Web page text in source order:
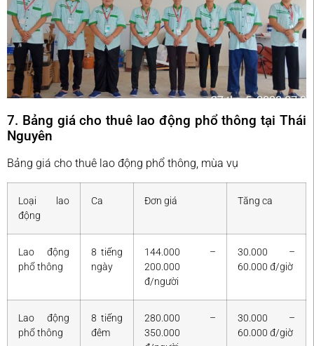
7. Bảng giá cho thuê lao động phổ thông tại Thái
Nguyên
Bảng giá cho thuê lao động phổ thông, mùa vụ
Loại lao
động
Ca Đơn giá Tăng ca
Lao động
phổ thông
8 tiếng
ngày
144.000 –
200.000
đ/người
30.000 –
60.000 đ/giờ
Lao động
phổ thông
8 tiếng
đêm
280.000 –
350.000
30.000 –
60.000 đ/giờ